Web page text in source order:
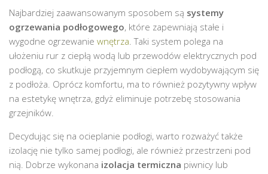
Najbardziej zaawansowanym sposobem są systemy
ogrzewania podłogowego, które zapewniają stałe i
wygodne ogrzewanie wnętrza . Taki system polega na
ułożeniu rur z ciepłą wodą lub przewodów elektrycznych pod
podłogą, co skutkuje przyjemnym ciepłem wydobywającym się
z podłoża. Oprócz komfortu, ma to również pozytywny wpływ
na estetykę wnętrza, gdyż eliminuje potrzebę stosowania
grzejników.
Decydując się na ocieplanie podłogi, warto rozważyć także
izolację nie tylko samej podłogi, ale również przestrzeni pod
nią. Dobrze wykonana izolacja termiczna piwnicy lub